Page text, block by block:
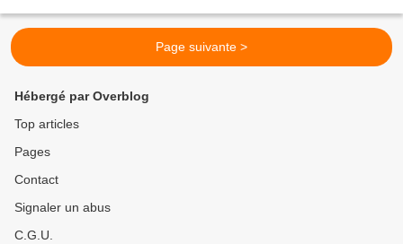
Page suivante >
Hébergé par Overblog
Top articles
Pages
Contact
Signaler un abus
C.G.U.